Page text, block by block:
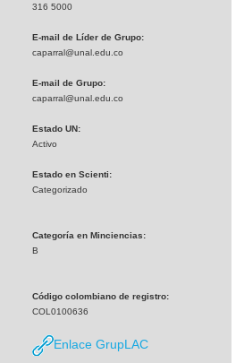
316 5000
E-mail de Líder de Grupo:
caparral@unal.edu.co
E-mail de Grupo:
caparral@unal.edu.co
Estado UN:
Activo
Estado en Scienti:
Categorizado
Categoría en Minciencias:
B
Código colombiano de registro:
COL0100636
Enlace GrupLAC